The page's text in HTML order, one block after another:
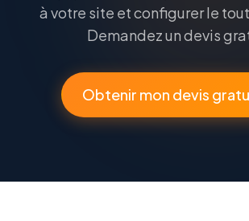
à votre site et configurer le
Demandez un devis
Obtenir mon devis